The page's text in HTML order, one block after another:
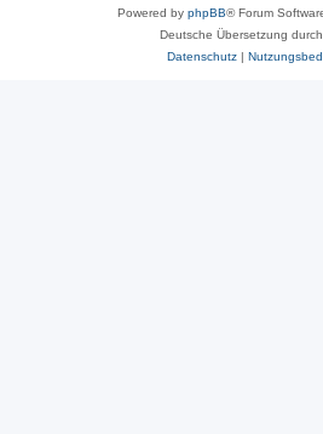
Powered by phpBB® Forum
Deutsche Übersetzung durch
Datenschutz|